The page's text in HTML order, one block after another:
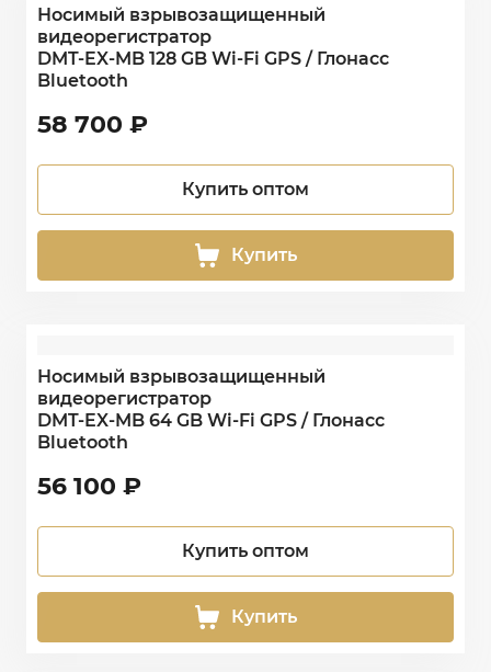
Носимый взрывозащищенный
видеорегистратор
DMT-EX-MB 128 GB Wi-Fi GPS / Глонасс
Bluetooth
58 700 ₽
Купить оптом
Купить
Носимый взрывозащищенный
видеорегистратор
DMT-EX-MB 64 GB Wi-Fi GPS / Глонасс
Bluetooth
56 100 ₽
Купить оптом
Купить